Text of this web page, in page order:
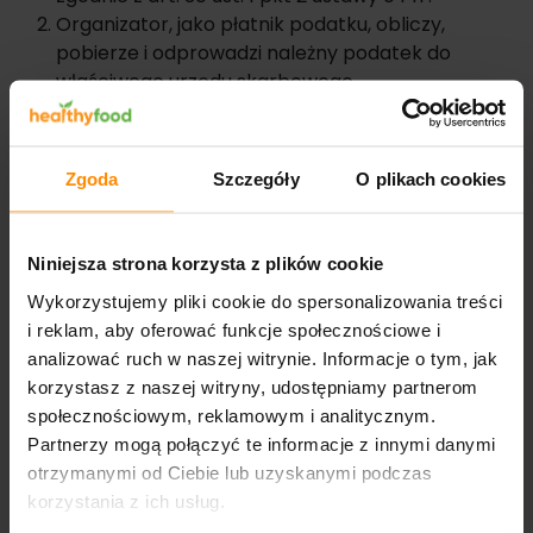
Zgoda Szczegóły O plikach cookies
Niniejsza strona korzysta z plików cookie
Wykorzystujemy pliki cookie do spersonalizowania treści
i reklam, aby oferować funkcje społecznościowe i
analizować ruch w naszej witrynie. Informacje o tym, jak
korzystasz z naszej witryny, udostępniamy partnerom
społecznościowym, reklamowym i analitycznym.
Partnerzy mogą połączyć te informacje z innymi danymi
otrzymanymi od Ciebie lub uzyskanymi podczas
korzystania z ich usług.
Organizator, jako płatnik podatku, obliczy,
pobierze i odprowadzi należny podatek do
właściwego urzędu skarbowego.
W celu pokrycia podatku do nagrody doliczana
jest wydawana zwycięzcy, lecz przeznaczona
wyłącznie na zapłatę podatku.
Organizatorowi dane osobowe niezbędne do
rozliczenia podatku, w szczególności:
a) imię i nazwisko,
b) numer PESEL lub NIP,
c) adres zamieszkania wraz z gminą, powiatem i
województwem,
d) imiona rodziców,
e) wskazanie właściwego urzędu skarbowego,
f) numer telefonu i adres e-mail.
Odmowa podania danych wymienionych w ust. 4